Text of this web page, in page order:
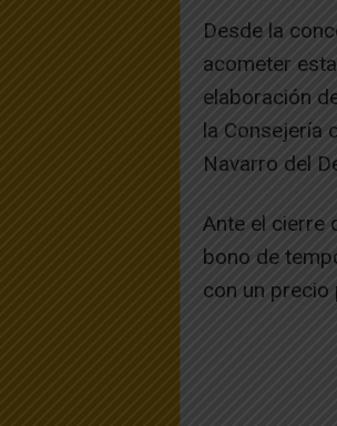
Desde la
acometer
elaboración
la Consejería
Navarro del
Ante el cierre
bono de
con un precio